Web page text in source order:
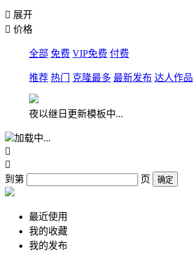
 展开
 价格
全部 免费 VIP免费 付费
推荐 热门 克隆最多 最新发布 达人作品
夜以继日更新模板中...
加载中...


到第
页 确定
最近使用
我的收藏
我的发布